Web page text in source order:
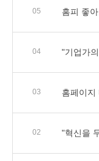
05 홈피 좋
04 "기업가
03 홈페이지
02 "혁신을